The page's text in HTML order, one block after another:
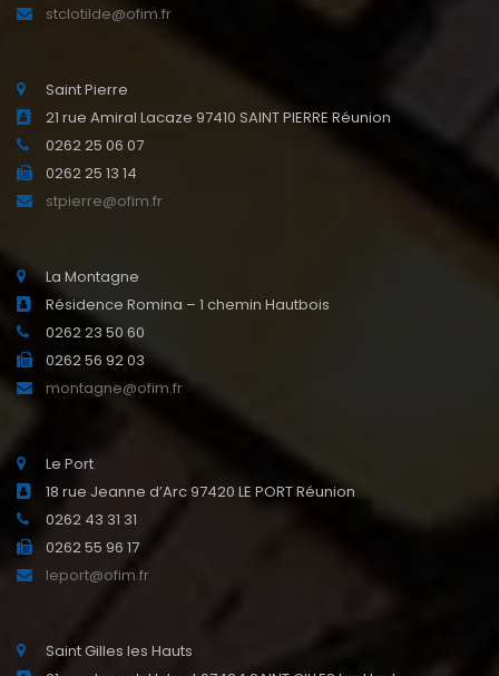
stclotilde@ofim.fr
Saint Pierre
21 rue Amiral Lacaze 97410 SAINT PIERRE Réunion
0262 25 06 07
0262 25 13 14
stpierre@ofim.fr
La Montagne
Résidence Romina – 1 chemin Hautbois
0262 23 50 60
0262 56 92 03
montagne@ofim.fr
Le Port
18 rue Jeanne d’Arc 97420 LE PORT Réunion
0262 43 31 31
0262 55 96 17
leport@ofim.fr
Saint Gilles les Hauts